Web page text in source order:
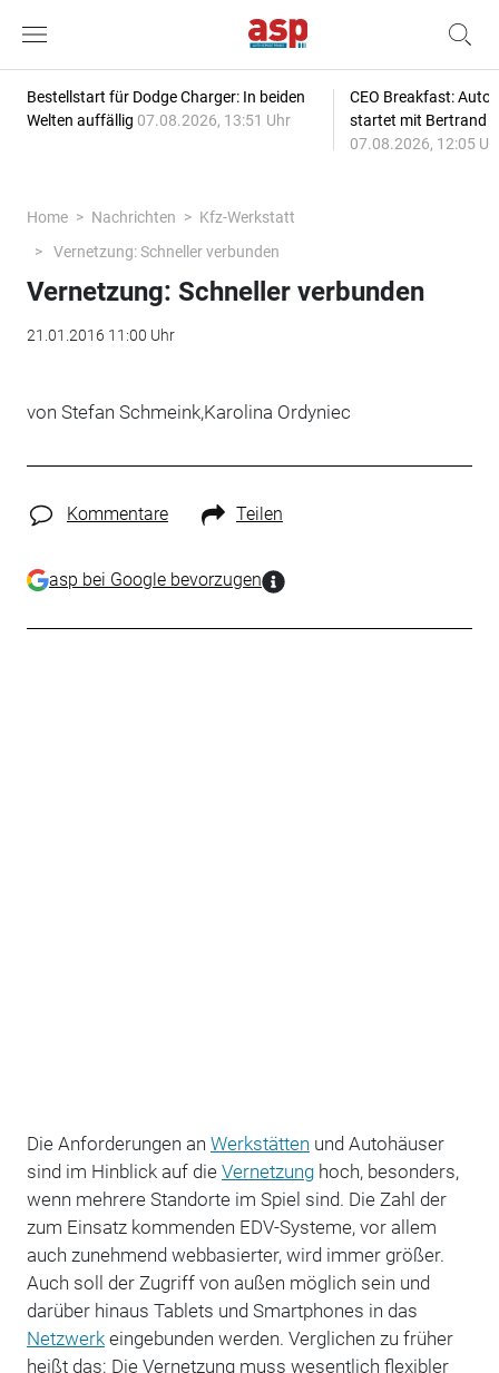
Bestellstart für Dodge Charger: In beiden
Welten auffällig 07.08.2026, 13:51 Uhr
CEO Breakfast:
startet mit Bertrand
07.08.2026, 12:05
Home Nachrichten
Kfz-Werkstatt
Vernetzung: Schneller verbunden
Vernetzung: Schneller verbunden
21.01.2016 11:00 Uhr
von Stefan Schmeink,Karolina Ordyniec
Kommentare Teilen
asp bei Google bevorzugen
Die Anforderungen an Werkstätten und Autohäuser
sind im Hinblick auf die Vernetzunghoch, besonders,
wenn mehrere Standorte im Spiel sind. Die Zahl der
zum Einsatz kommenden EDV-Systeme, vor allem
auch zunehmend webbasierter, wird immer größer.
Auch soll der Zugriff von außen möglich sein und
darüber hinaus Tablets und Smartphones in das
Netzwerkeingebunden werden. Verglichen zu früher
heißt das: Die Vernetzung muss wesentlich flexibler